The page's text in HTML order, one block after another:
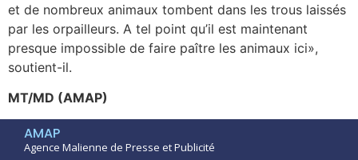
et de nombreux animaux tombent dans les trous laissés
par les orpailleurs. A tel point qu’il est maintenant
presque impossible de faire paître les animaux ici»,
soutient-il.
MT/MD (AMAP)
AMAP
Agence Malienne de Presse et Publicité